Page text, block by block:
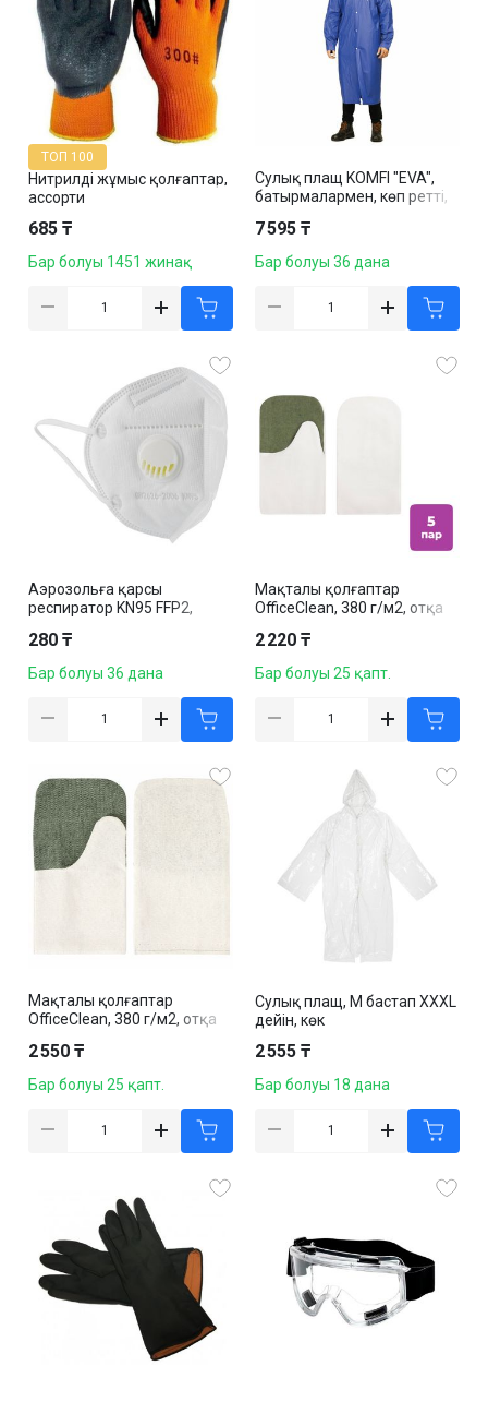
Нитрилді жұмыс қолғаптар,
ассорти
ТОП 100
685 ₸
Бар болуы 1451 жинақ
Сулық плащ KOMFI "EVA",
батырмалармен, көп ретті,
7 595 ₸
Бар болуы 36 дана
Аэрозольға қарсы
респиратор KN95 FFP2,
280 ₸
Бар болуы 36 дана
Мақталы қолғаптар
OfficeClean, 380 г/м2, отқа
қаптамада10 дана
2 220 ₸
Бар болуы 25 қапт.
Мақталы қолғаптар
OfficeClean, 380 г/м2, отқа
қаптамада10 дана
2 550 ₸
Бар болуы 25 қапт.
Сулық плащ, M бастап XXXL
дейін, көк
2 555 ₸
Бар болуы 18 дана